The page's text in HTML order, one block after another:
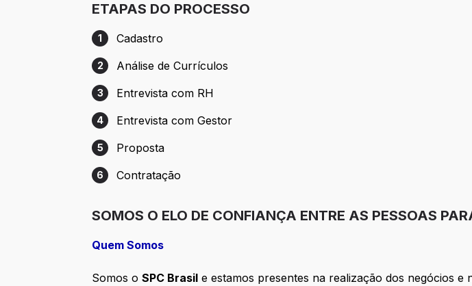
ETAPAS DO PROCESSO
Etapa 1: Cadastro
1 Cadastro
Etapa 2: Análise de Currículos
2 Análise de Currículos
Etapa 3: Entrevista com RH
3 Entrevista com RH
Etapa 4: Entrevista com Gestor
4 Entrevista com Gestor
Etapa 5: Proposta
5 Proposta
Etapa 6: Contratação
6 Contratação
SOMOS O ELO DE CONFIANÇA ENTRE AS PESSOAS
Quem Somos
Somos oSPC Brasil e estamos presentes na realização dos negócios